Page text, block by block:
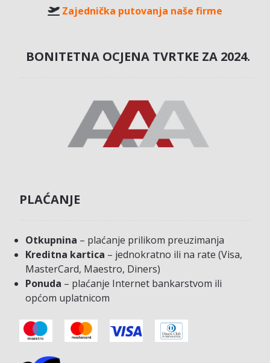
Zajednička putovanja naše firme
BONITETNA OCJENA TVRTKE ZA 2024.
PLAĆANJE
Otkupnina – plaćanje prilikom preuzimanja
Kreditna kartica – jednokratno ili na rate (Visa,
MasterCard, Maestro, Diners)
Ponuda – plaćanje Internet bankarstvom ili
općom uplatnicom